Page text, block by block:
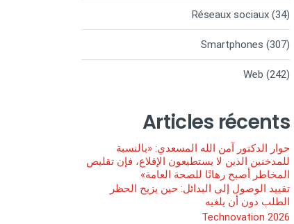
Réseaux sociaux (34)
Smartphones (307)
Web (242)
Articles récents
حوار الدكتور آمن الله المسعدي: «بالنسبة
للمدخنين الذين لا يستطيعون الإقلاع، فإن تقليص
المخاطر أصبح رهانًا للصحة العامة»
تقييد الوصول إلى البدائل: حين يزيح الحظر
الطلب دون أن يلغيه
Technovation 2026